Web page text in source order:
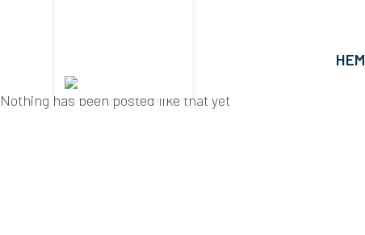
HEM
Nothing has been posted like that yet